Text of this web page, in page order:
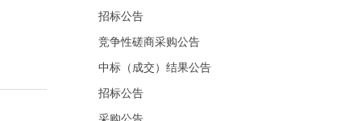
招标公告
竞争性磋商采购公告
中标（成交）结果公告
招标公告